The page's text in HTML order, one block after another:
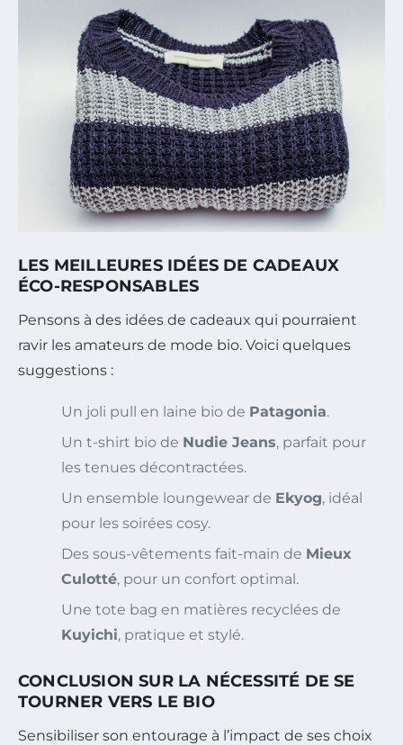
LES MEILLEURES IDÉES DE CADEAUX
ÉCO-RESPONSABLES
Pensons à des idées de cadeaux qui pourraient
ravir les amateurs de mode bio. Voici quelques
suggestions :
Un joli pull en laine bio de Patagonia.
Un t-shirt bio de Nudie Jeans, parfait pour
les tenues décontractées.
Un ensemble loungewear de Ekyog, idéal
pour les soirées cosy.
Des sous-vêtements fait-main de Mieux
Culotté, pour un confort optimal.
Une tote bag en matières recyclées de
Kuyichi, pratique et stylé.
CONCLUSION SUR LA NÉCESSITÉ DE SE
TOURNER VERS LE BIO
Sensibiliser son entourage à l’impact de ses choix